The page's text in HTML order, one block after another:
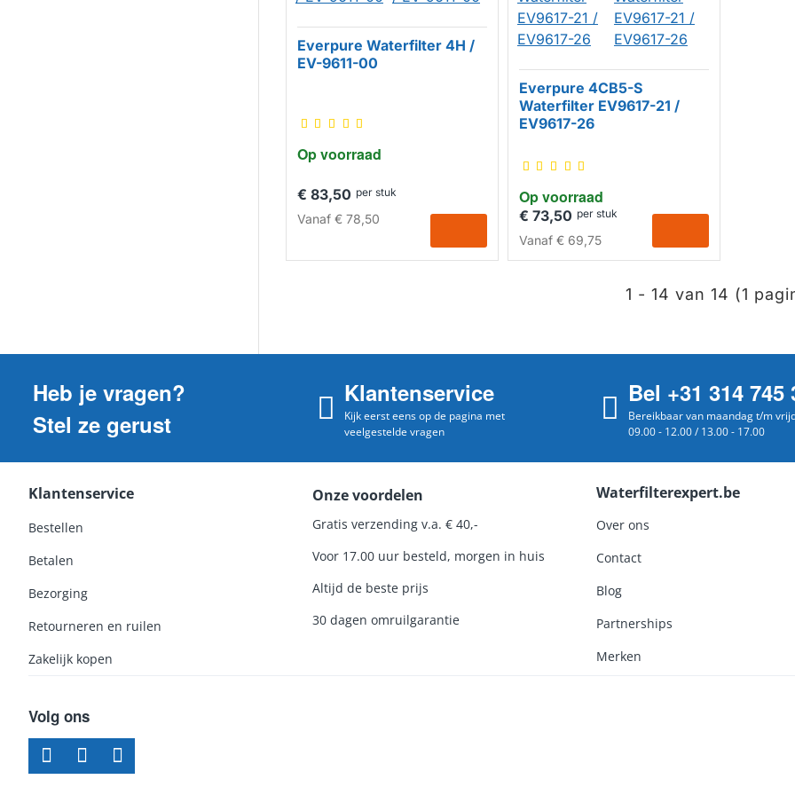
Op voorraad
Everpure Waterfilter 4H /
EV-9611-00
€ 83,50 per stuk
Vanaf € 78,50
Op voorraad
Everpure 4CB5-S
Waterfilter EV9617-21 /
EV9617-26
€ 73,50 per stuk
Vanaf€ 69,75
1 - 14 van 14 (1
Heb je vragen?
Stel ze gerust
Klantenservice
Kijk eerst eens op de pagina met
veelgestelde vragen
Bel +31 314 745
Bereikbaar van maandag t/m
09.00 - 12.00 / 13.00 - 17.00
Klantenservice
Bestellen
Betalen
Bezorging
Retourneren en ruilen
Zakelijk kopen
Onze voordelen
Gratis verzending v.a. € 40,-
Voor 17.00 uur besteld, morgen in huis
Altijd de beste prijs
30 dagen omruilgarantie
Waterfilterexpert.be
Over ons
Contact
Blog
Partnerships
Merken
Volg ons